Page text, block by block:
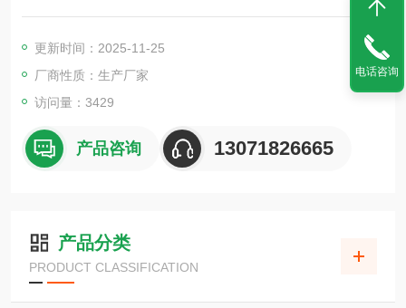
况下是可以进行短暂时间的储存)，凡是能用到臭氧的场所均需使
用臭氧发生器。臭氧发生器在自来水，污水，工业氧化，空间灭
菌等领域广泛应用。
更新时间：2025-11-25
厂商性质：生产厂家
访问量：3429
产品咨询 13071826665
产品分类
PRODUCT CLASSIFICATION
电话咨询